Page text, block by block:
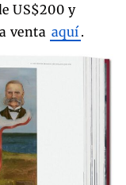
US$200 y
venta aquí .